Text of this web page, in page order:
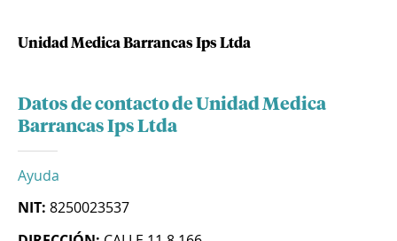
Unidad Medica Barrancas Ips Ltda
Datos de contacto de Unidad Medica
Barrancas Ips Ltda
Ayuda
NIT: 8250023537